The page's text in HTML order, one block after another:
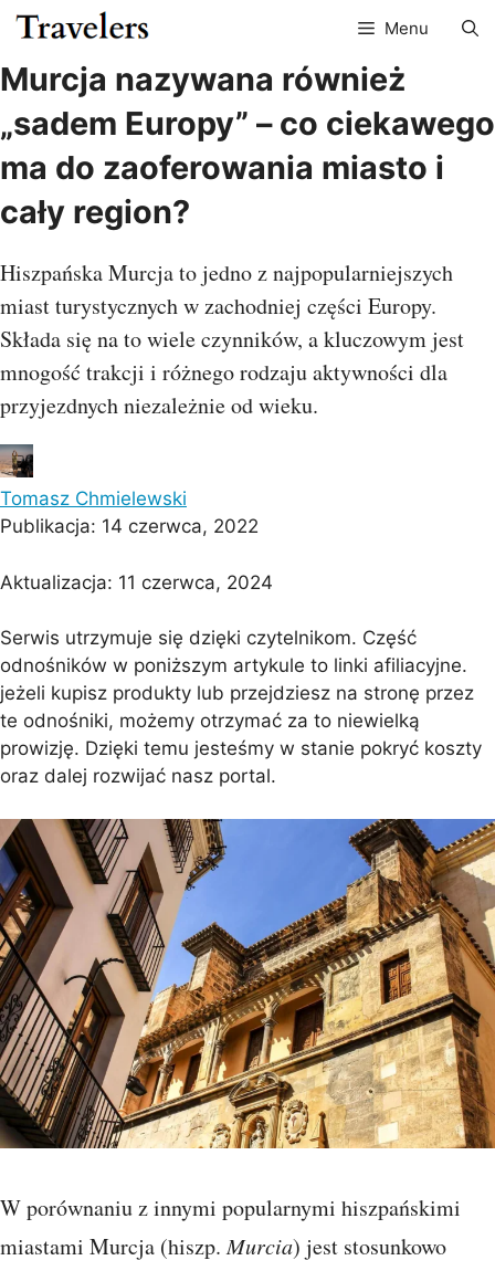
Przejdź
do
treści
Menu
Murcja nazywana również
„sadem Europy” – co ciekawego
ma do zaoferowania miasto i
cały region?
Hiszpańska Murcja to jedno z najpopularniejszych
miast turystycznych w zachodniej części Europy.
Składa się na to wiele czynników, a kluczowym jest
mnogość trakcji i różnego rodzaju aktywności dla
przyjezdnych niezależnie od wieku.
Tomasz Chmielewski
Publikacja: 14 czerwca, 2022
Aktualizacja: 11 czerwca, 2024
Serwis utrzymuje się dzięki czytelnikom. Część
odnośników w poniższym artykule to linki afiliacyjne.
jeżeli kupisz produkty lub przejdziesz na stronę przez
te odnośniki, możemy otrzymać za to niewielką
prowizję. Dzięki temu jesteśmy w stanie pokryć koszty
oraz dalej rozwijać nasz portal.
W porównaniu z innymi popularnymi hiszpańskimi
miastami Murcja (hiszp.Murcia) jest stosunkowo